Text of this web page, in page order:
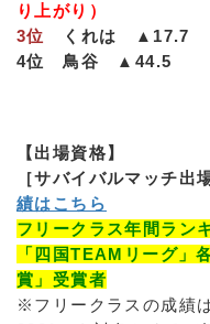
り上がり）
3位
くれは ▲17.7
4位 鳥谷 ▲44.5
【出場資格】
［サバイバルマッチ出
績はこちら
フリークラス年間ラン
「四国TEAMリーグ」
賞」受賞者
※フリークラスの成績